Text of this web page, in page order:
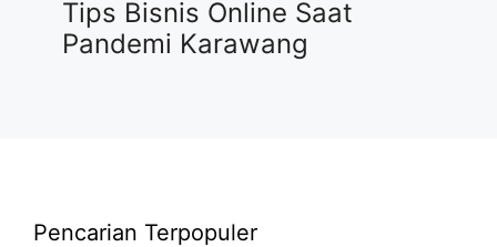
Tips Bisnis Online Saat
Pandemi Karawang
Pencarian Terpopuler